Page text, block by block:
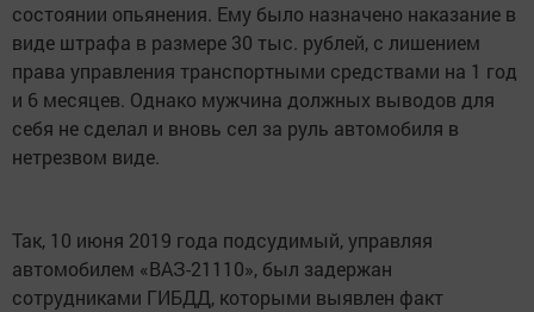
состоянии опьянения. Ему было назначено наказание в
виде штрафа в размере 30 тыс. рублей, с лишением
права управления транспортными средствами на 1 год
и 6 месяцев. Однако мужчина должных выводов для
себя не сделал и вновь сел за руль автомобиля в
нетрезвом виде.
Так, 10 июня 2019 года подсудимый, управляя
автомобилем «ВАЗ-21110», был задержан
сотрудниками ГИБДД, которыми выявлен факт